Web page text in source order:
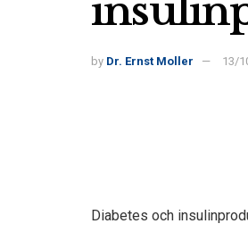
by Dr. Ernst Moller 13/
Diabetes och